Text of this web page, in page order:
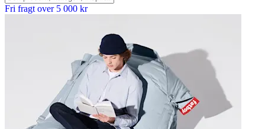
Fri fragt over 5 000 kr